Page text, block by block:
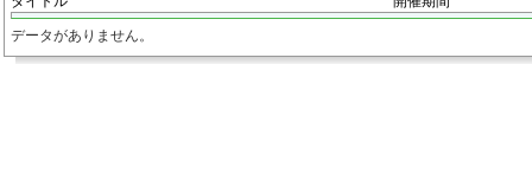
データがありません。